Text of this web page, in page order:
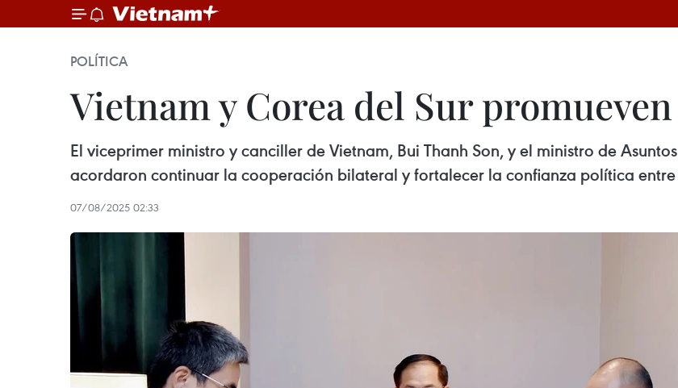
POLÍTICA
Vietnam y Corea del Sur
El viceprimer ministro y canciller de Vietnam, Bui Thanh Son, y el ministro de
acordaron continuar la cooperación bilateral y fortalecer la confianza política entre
07/08/2025 02:33